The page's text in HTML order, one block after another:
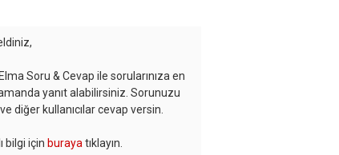
Soru & Cevap ile sorularınıza en
yanıt alabilirsiniz. Sorunuzu
diğer kullanıcılar cevap versin.
bilgi için buraya tıklayın.